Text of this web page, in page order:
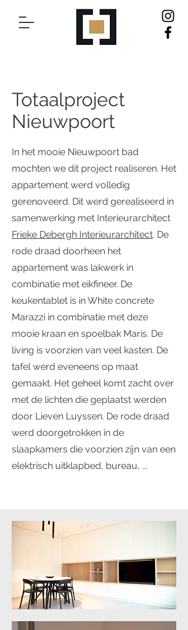
Totaalproject
Nieuwpoort
In het mooie Nieuwpoort bad
mochten we dit project realiseren. Het
appartement werd volledig
gerenoveerd. Dit werd gerealiseerd in
samenwerking met Interieurarchitect
Frieke Debergh Interieurarchitect. De
rode draad doorheen het
appartement was lakwerk in
combinatie met eikfineer. De
keukentablet is in White concrete
Marazzi in combinatie met deze
mooie kraan en spoelbak Maris. De
living is voorzien van veel kasten. De
tafel werd eveneens op maat
gemaakt. Het geheel komt zacht over
met de lichten die geplaatst werden
door Lieven Luyssen. De rode draad
werd doorgetrokken in de
slaapkamers die voorzien zijn van een
elektrisch uitklapbed, bureau, ...